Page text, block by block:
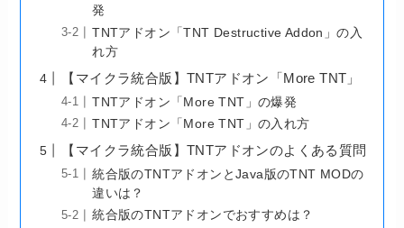
発
TNTアドオン「TNT Destructive Addon」の入
れ方
【マイクラ統合版】TNTアドオン「More TNT」
TNTアドオン「More TNT」の爆発
TNTアドオン「More TNT」の入れ方
【マイクラ統合版】TNTアドオンのよくある質問
統合版のTNTアドオンとJava版のTNT MODの
違いは？
統合版のTNTアドオンでおすすめは？